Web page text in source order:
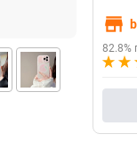
store
82.8%